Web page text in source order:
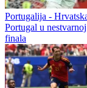
Partizan ispustio